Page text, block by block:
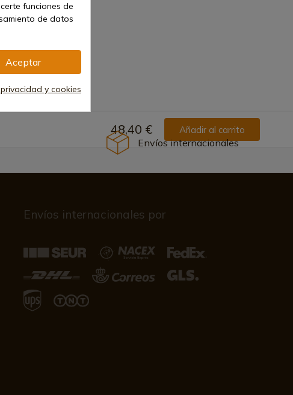
48,40 € Añadir al carrito
Envíos internacionales
Envíos internacionales por
funciones de
de datos
Aceptar
y cookies